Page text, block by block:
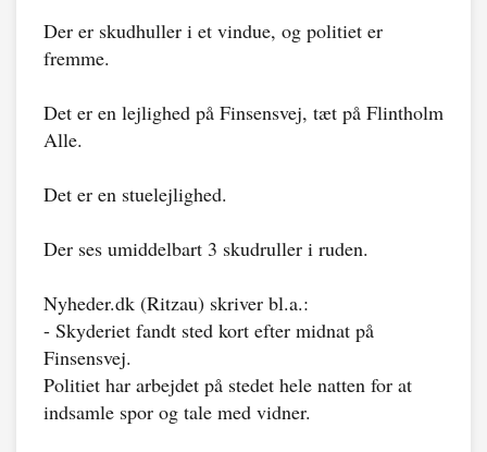
Der er skudhuller i et vindue, og politiet er
fremme.
Det er en lejlighed på Finsensvej, tæt på Flintholm
Alle.
Det er en stuelejlighed.
Der ses umiddelbart 3 skudruller i ruden.
Nyheder.dk (Ritzau) skriver bl.a.:
- Skyderiet fandt sted kort efter midnat på
Finsensvej.
Politiet har arbejdet på stedet hele natten for at
indsamle spor og tale med vidner.